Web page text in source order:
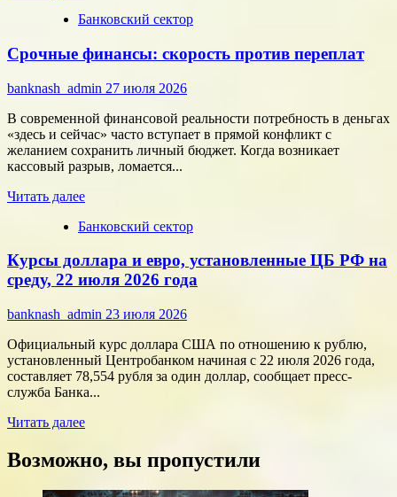
о
за
внимание:
как
удивить
современного
потребителя
с
помощью
технологий
Банковский сектор
Срочные финансы: скорость против переплат
banknash_admin 27 июля 2026
В современной финансовой реальности потребность в деньгах
«здесь и сейчас» часто вступает в прямой конфликт с
желанием сохранить личный бюджет. Когда возникает
кассовый разрыв, ломается...
Читать далееПрочитать
о
финансы:
скорость
против
переплат
Банковский сектор
Курсы доллара и евро, установленные ЦБ РФ на
среду, 22 июля 2026 года
banknash_admin 23 июля 2026
Официальный курс доллара США по отношению к рублю,
установленный Центробанком начиная с 22 июля 2026 года,
составляет 78,554 рубля за один доллар, сообщает пресс-
служба Банка...
Читать далееПрочитать
Курсы
Возможно, вы пропустили